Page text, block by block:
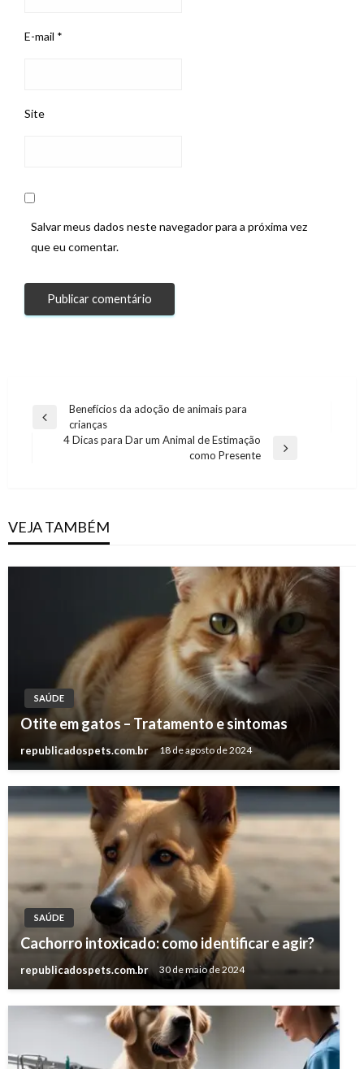
E-mail *
Site
Salvar meus dados neste navegador para a próxima vez
que eu comentar.
Navegação
Previous
Benefícios da adoção de animais para
crianças
4 Dicas para Dar um Animal de Estimação
como Presente
VEJA TAMBÉM
SAÚDE
Otite em gatos – Tratamento e sintomas
republicadospets.com.br 18 de agosto de 2024
SAÚDE
Cachorro intoxicado: como identificar e agir?
republicadospets.com.br 30 de maio de 2024